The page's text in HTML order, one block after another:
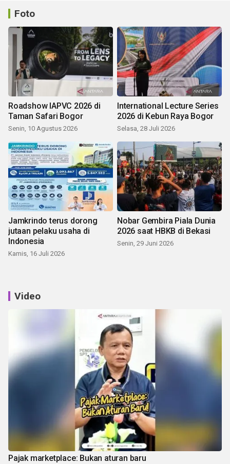
Foto
Roadshow IAPVC 2026 di
Taman Safari Bogor
Senin, 10 Agustus 2026
International Lecture Series
2026 di Kebun Raya Bogor
Selasa, 28 Juli 2026
Jamkrindo terus dorong
jutaan pelaku usaha di
Indonesia
Kamis, 16 Juli 2026
Nobar Gembira Piala Dunia
2026 saat HBKB di Bekasi
Senin, 29 Juni 2026
Video
Pajak marketplace: Bukan aturan baru